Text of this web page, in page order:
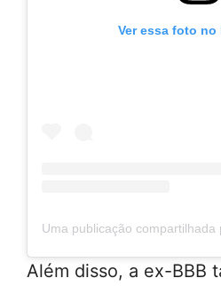
Ver essa foto no
Além disso, a ex-BBB